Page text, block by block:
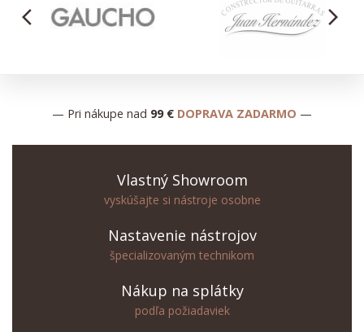
arrow_back_ios arrow_forward_ios
— Pri nákupe nad 99 € DOPRAVA ZADARMO —
Vlastný Showroom
vyskúšajte si nástroje osobne
Nastavenie nástrojov
špecializovaným technikom
Nákup na splátky
podľa požiadaviek